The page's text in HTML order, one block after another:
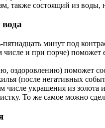
также состоящий из
пятнадцать минут под
и при порче) поможет
оздоровлению) поможет
(после негативных
числе украшения из золота
То же самое можно